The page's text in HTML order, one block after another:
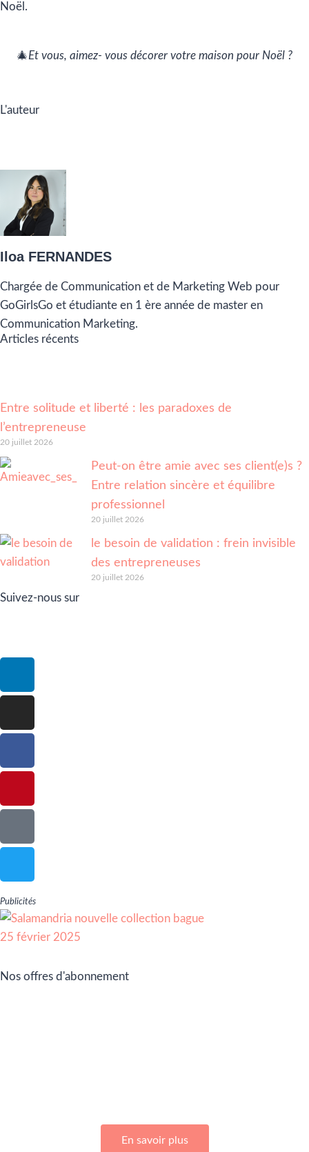
Noël.
🎄Et vous, aimez- vous décorer votre maison pour Noël ?
L'auteur
Iloa FERNANDES
Chargée de Communication et de Marketing Web pour
GoGirlsGo et étudiante en 1 ère année de master en
Communication Marketing.
Articles récents
Entre solitude et liberté : les paradoxes de
l’entrepreneuse
20 juillet 2026
Peut-on être amie avec ses client(e)s ?
Entre relation sincère et équilibre
professionnel
20 juillet 2026
le besoin de validation : frein invisible
des entrepreneuses
20 juillet 2026
Suivez-nous sur
Publicités
Nos offres d'abonnement
En savoir plus